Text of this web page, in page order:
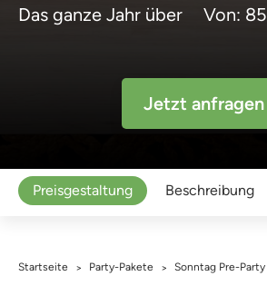
Das ganze Jahr über Von: 85
Jetzt anfragen
Preisgestaltung Beschreibung
Startseite > Party-Pakete > Sonntag Pre-Party